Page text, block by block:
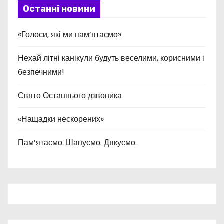
Останні новини
«Голоси, які ми пам’ятаємо»
Нехай літні канікули будуть веселими, корисними і
безпечними!
Свято Останнього дзвоника
«Нащадки нескорених»
Пам’ятаємо. Шануємо. Дякуємо.